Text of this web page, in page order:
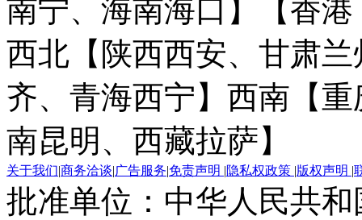
南宁、海南海口】
【香
西北【陕西西安、甘肃
齐、青海西宁】 西南【
南昆明、西藏拉萨】
关于我们|商务洽谈|广告服务|免责声明 |隐私权政策 |版权声明 |
批准单位：中华人民共